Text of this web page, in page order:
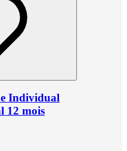
Individual
12 mois